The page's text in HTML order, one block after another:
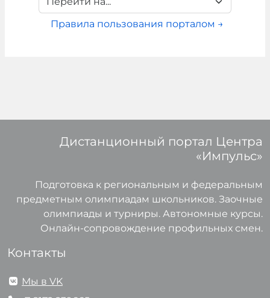
Перейти на...
Правила пользования порталом →
Дистанционный портал Центра
«Импульс»
Подготовка к региональным и федеральным
предметным олимпиадам школьников. Заочные
олимпиады и турниры. Автономные курсы.
Онлайн-сопровождение профильных смен.
Контакты
Мы в VK